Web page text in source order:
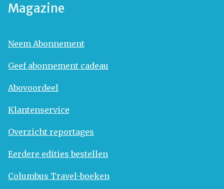
Magazine
Neem Abonnement
Geef abonnement cadeau
Abovoordeel
Klantenservice
Overzicht reportages
Eerdere edities bestellen
Columbus Travel-boeken